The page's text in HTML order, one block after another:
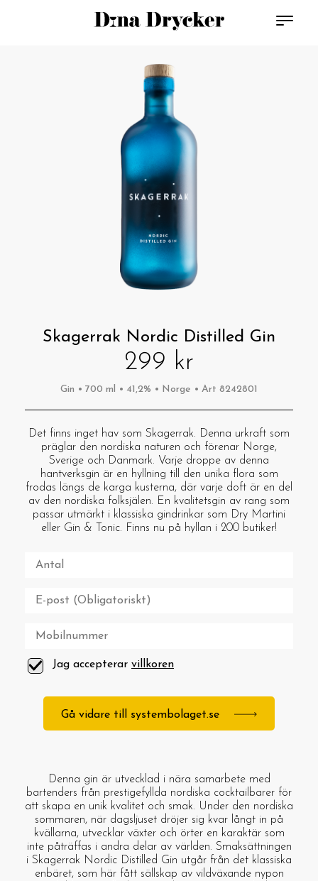
Skagerrak Nordic Distilled Gin
299 kr
Gin • 700 ml • 41,2% • Norge • Art 8242801
Det finns inget hav som Skagerrak. Denna urkraft som
präglar den nordiska naturen och förenar Norge,
Sverige och Danmark. Varje droppe av denna
hantverksgin är en hyllning till den unika flora som
frodas längs de karga kusterna, där varje doft är en del
av den nordiska folksjälen. En kvalitetsgin av rang som
passar utmärkt i klassiska gindrinkar som Dry Martini
eller Gin & Tonic. Finns nu på hyllan i 200 butiker!
Jag accepterar villkoren
Gå vidare till systembolaget.se
Denna gin är utvecklad i nära samarbete med
bartenders från prestigefyllda nordiska cocktailbarer för
att skapa en unik kvalitet och smak. Under den nordiska
sommaren, när dagsljuset dröjer sig kvar långt in på
kvällarna, utvecklar växter och örter en karaktär som
inte påträffas i andra delar av världen. Smaksättningen
i Skagerrak Nordic Distilled Gin utgår från det klassiska
enbäret, som här fått sällskap av vildväxande nypon